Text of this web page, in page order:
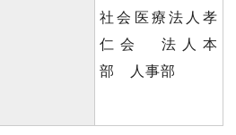
社会医療法人孝
仁会 法人本
部 人事部